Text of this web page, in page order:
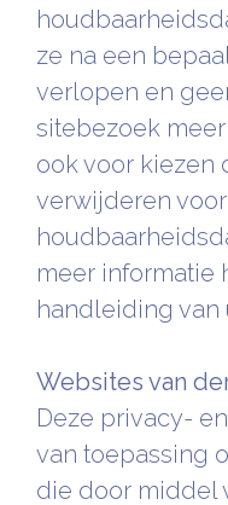
ze na een
verlopen en
sitebezoek
ook voor kiezen
verwijderen
meer informatie
handleiding van
Websites van
Deze privacy-
van toepassing
die door middel